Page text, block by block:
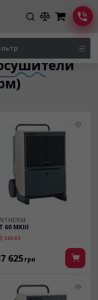
60 MKIII
заказ
625грн